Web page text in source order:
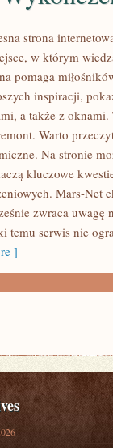
strona
w którym
pomaga
inspiracji,
a także z
Warto
Na stronie
kluczowe
Mars-Net
zwraca uwagę
temu serwis nie
]